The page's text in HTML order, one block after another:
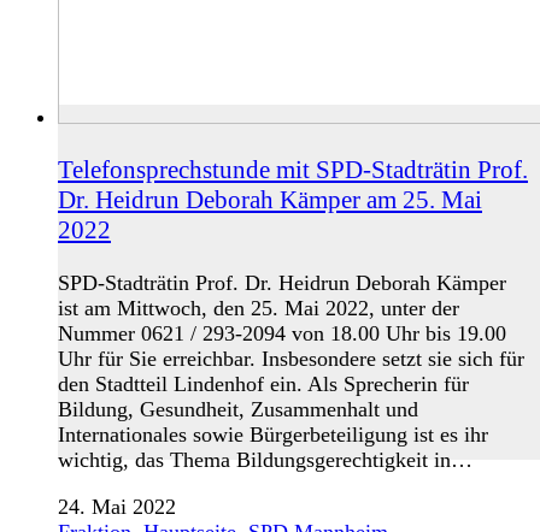
Telefonsprechstunde mit SPD-Stadträtin Prof.
Dr. Heidrun Deborah Kämper am 25. Mai
2022
SPD-Stadträtin Prof. Dr. Heidrun Deborah Kämper
ist am Mittwoch, den 25. Mai 2022, unter der
Nummer 0621 / 293-2094 von 18.00 Uhr bis 19.00
Uhr für Sie erreichbar. Insbesondere setzt sie sich für
den Stadtteil Lindenhof ein. Als Sprecherin für
Bildung, Gesundheit, Zusammenhalt und
Internationales sowie Bürgerbeteiligung ist es ihr
wichtig, das Thema Bildungsgerechtigkeit in…
24. Mai 2022